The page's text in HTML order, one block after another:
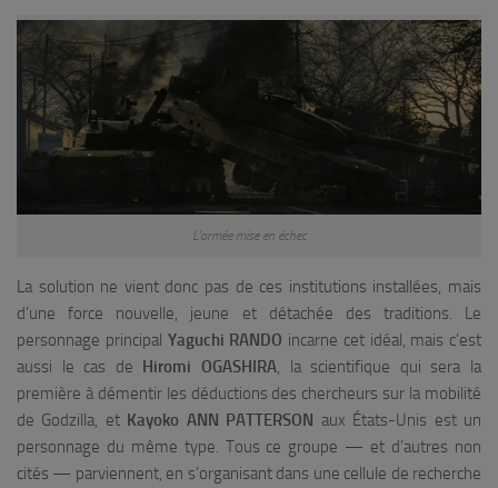
L’armée mise en échec
La solution ne vient donc pas de ces institutions installées, mais
d’une force nouvelle, jeune et détachée des traditions. Le
personnage principal Yaguchi RANDO incarne cet idéal, mais c’est
aussi le cas de Hiromi OGASHIRA, la scientifique qui sera la
première à démentir les déductions des chercheurs sur la mobilité
de Godzilla, et Kayoko ANN PATTERSON aux États-Unis est un
personnage du même type. Tous ce groupe — et d’autres non
cités — parviennent, en s’organisant dans une cellule de recherche